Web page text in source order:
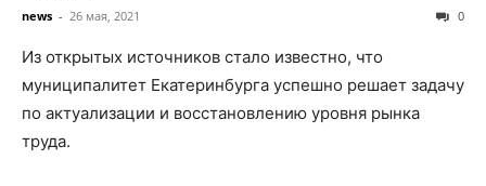
news - 26 мая, 2021 0
Из открытых источников стало известно, что
муниципалитет Екатеринбурга успешно решает задачу
по актуализации и восстановлению уровня рынка
труда.